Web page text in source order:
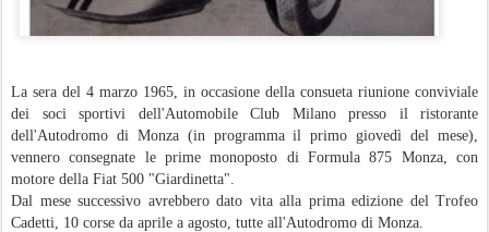
La sera del 4 marzo 1965, in occasione della consueta riunione conviviale
dei soci sportivi dell'Automobile Club Milano presso il ristorante
dell'Autodromo di Monza (in programma il primo giovedì del mese),
vennero consegnate le prime monoposto di Formula 875 Monza, con
motore della Fiat 500 "Giardinetta".
Dal mese successivo avrebbero dato vita alla prima edizione del Trofeo
Cadetti, 10 corse da aprile a agosto, tutte all'Autodromo di Monza.